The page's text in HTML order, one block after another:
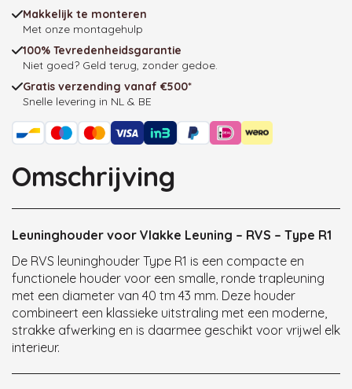
Makkelijk te monteren
Met onze montagehulp
100% Tevredenheidsgarantie
Niet goed? Geld terug, zonder gedoe.
Gratis verzending vanaf €500*
Snelle levering in NL & BE
Omschrijving
Leuninghouder voor Vlakke Leuning – RVS – Type R1
De RVS leuninghouder Type R1 is een compacte en
functionele houder voor een smalle, ronde trapleuning
met een diameter van 40 tm 43 mm. Deze houder
combineert een klassieke uitstraling met een moderne,
strakke afwerking en is daarmee geschikt voor vrijwel elk
interieur.